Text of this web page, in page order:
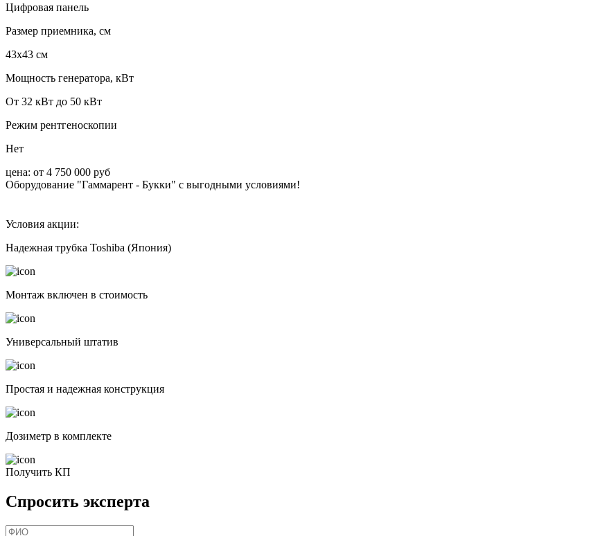
Цифровая панель
Размер приемника, см
43х43 см
Мощность генератора, кВт
От 32 кВт до 50 кВт
Режим рентгеноскопии
Нет
цена: от 4 750 000 руб
Оборудование "Гаммарент - Букки" с выгодными условиями!
Условия акции:
Надежная трубка Toshiba (Япония)
Монтаж включен в стоимость
Универсальный штатив
Простая и надежная конструкция
Дозиметр в комплекте
Получить КП
Спросить эксперта